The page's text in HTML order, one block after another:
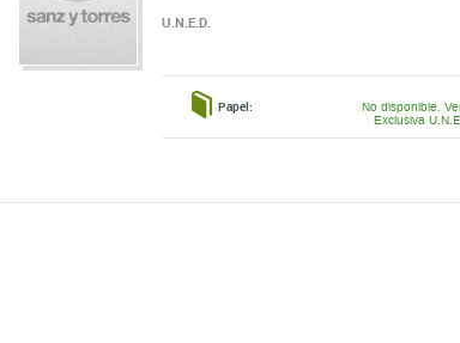
U.N.E.D.
Papel:
No disponible.
Exclusiva